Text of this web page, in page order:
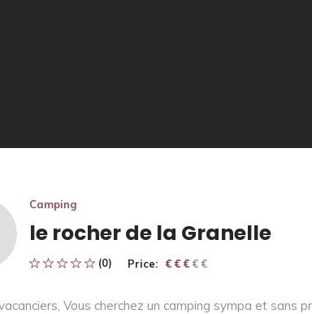
Camping
le rocher de la Granelle
(0) Price: € € € € €
€ € €
Vous cherchez un camping sympa et sans